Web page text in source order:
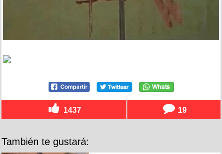
1437 19
También te gustará: